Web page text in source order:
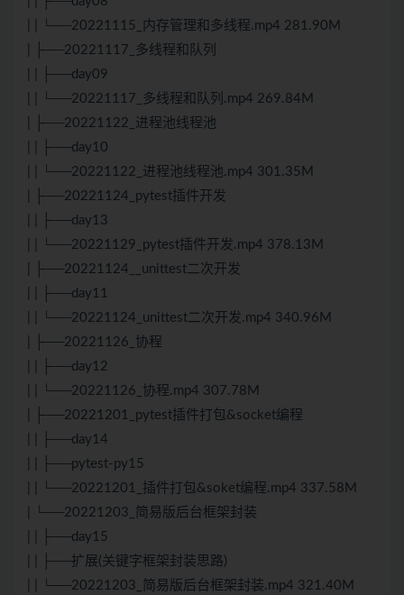
| | └──20221115_内存管理和多线程.mp4 281.90M
| ├──20221117_多线程和队列
| | ├──day09
| | └──20221117_多线程和队列.mp4 269.84M
| ├──20221122_进程池线程池
| | ├──day10
| | └──20221122_进程池线程池.mp4 301.35M
| ├──20221124_pytest插件开发
| | ├──day13
| | └──20221129_pytest插件开发.mp4 378.13M
| ├──20221124__unittest二次开发
| | ├──day11
| | └──20221124_unittest二次开发.mp4 340.96M
| ├──20221126_协程
| | ├──day12
| | └──20221126_协程.mp4 307.78M
| ├──20221201_pytest插件打包&socket编程
| | ├──day14
| | ├──pytest-py15
| | └──20221201_插件打包&soket编程.mp4 337.58M
| └──20221203_简易版后台框架封装
| | ├──day15
| | ├──扩展(关键字框架封装思路)
| | └──20221203_简易版后台框架封装.mp4 321.40M